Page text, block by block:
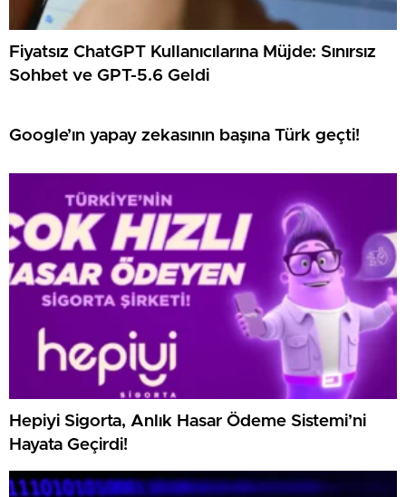
Fiyatsız ChatGPT Kullanıcılarına Müjde: Sınırsız
Sohbet ve GPT-5.6 Geldi
Google’ın yapay zekasının başına Türk geçti!
Hepiyi Sigorta, Anlık Hasar Ödeme Sistemi’ni
Hayata Geçirdi!